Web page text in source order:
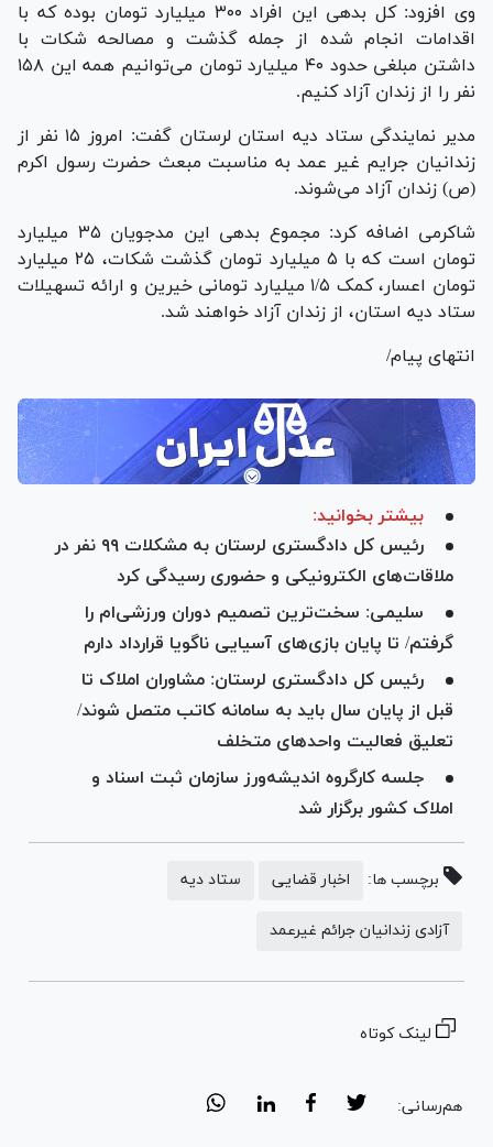
وی افزود: کل بدهی این افراد ۳۰۰ میلیارد تومان بوده که با
اقدامات انجام شده از جمله گذشت و مصالحه شکات با
داشتن مبلغی حدود ۴۰ میلیارد تومان می‌توانیم همه این ۱۵۸
نفر را از زندان آزاد کنیم.
مدیر نمایندگی ستاد دیه استان لرستان گفت: امروز ۱۵ نفر از
زندانیان جرایم غیر عمد به مناسبت مبعث حضرت رسول اکرم
(ص) زندان آزاد می‌شوند.
شاکرمی اضافه کرد: مجموع بدهی این مدجویان ۳۵ میلیارد
تومان است که با ۵ میلیارد تومان گذشت شکات، ۲۵ میلیارد
تومان اعسار، کمک ۱/۵ میلیارد تومانی خیرین و ارائه تسهیلات
ستاد دیه استان، از زندان آزاد خواهند شد.
انتهای پیام/
بیشتر بخوانید:
رئیس کل دادگستری لرستان به مشکلات ۹۹ نفر در
ملاقات‌های الکترونیکی و حضوری رسیدگی کرد
سلیمی: سخت‌ترین تصمیم دوران ورزشی‌ام را
گرفتم/ تا پایان بازی‌های آسیایی ناگویا قرارداد دارم
رئیس کل دادگستری لرستان: مشاوران املاک تا
قبل از پایان سال باید به سامانه کاتب متصل شوند/
تعلیق فعالیت واحد‌های متخلف
جلسه کارگروه اندیشه‌ورز سازمان ثبت اسناد و
املاک کشور برگزار شد
برچسب ها: اخبار قضایی ستاد دیه
آزادی زندانیان جرائم غیرعمد
لینک کوتاه
هم‌رسانی: